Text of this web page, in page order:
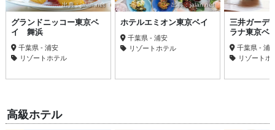
出典：jalan.net
グランドニッコー東京ベ
イ 舞浜
千葉県 - 浦安
リゾートホテル
出典：jalan.net
ホテルエミオン東京ベイ
千葉県 - 浦安
リゾートホテル
三井ガーデ
ラナ東京ベ
千葉県 - 浦
リゾートホ
高級ホテル